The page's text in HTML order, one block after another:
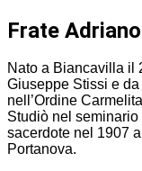
Frate
Nato a Biancavilla il
Giuseppe Stissi e
nell’Ordine
Studiò nel
sacerdote nel 1907
Portanova.